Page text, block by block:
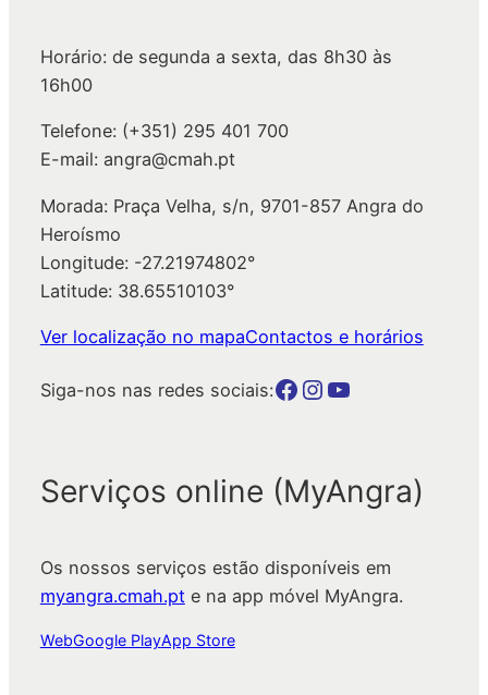
Horário: de segunda a sexta, das 8h30 às
16h00
Telefone: (+351) 295 401 700
E-mail: angra@cmah.pt
Morada: Praça Velha, s/n, 9701-857 Angra do
Heroísmo
Longitude: -27.21974802°
Latitude: 38.65510103°
Ver localização no mapaContactos e horários
Siga-nos nas redes sociais:Botão para a página da autarquia no Facebook Botão para a página da autarquia no Instagram Botão para a página da autarquia no Youtube
Serviços online (MyAngra)
Os nossos serviços estão disponíveis em
myangra.cmah.pte na app móvel MyAngra.
WebGoogle PlayApp Store